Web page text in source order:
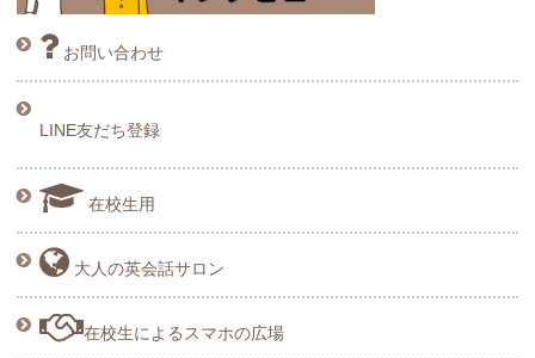
お問い合わせ
LINE友だち登録
在校生用
大人の英会話サロン
在校生によるスマホの広場